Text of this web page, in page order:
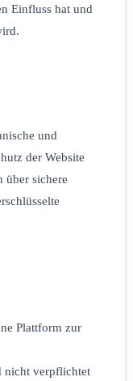
Einfluss hat und
und
der Website
über sichere
Plattform zur
nicht verpflichtet